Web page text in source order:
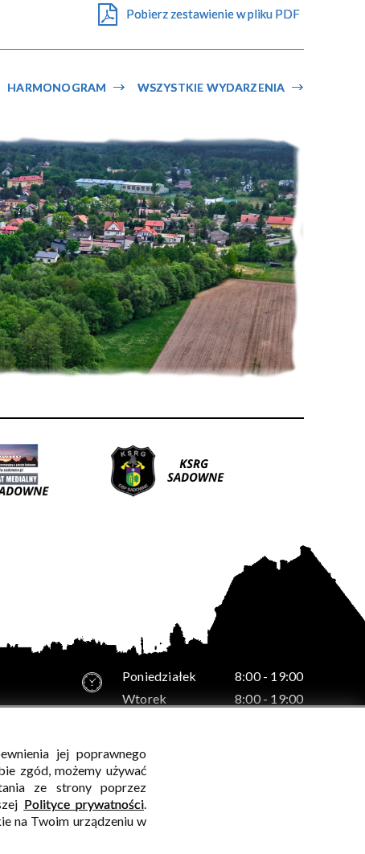
Miejsce
Pobierz zestawienie w pliku PDF
WSZYSTKIE WYDARZENIA
HARMONOGRAM
Poniedziałek
8:00 - 19:00
Wtorek
8:00 - 19:00
Piątek
jej poprawnego
zgód, możemy używać
ze strony poprzez
Polityce prywatności.
na Twoim urządzeniu w